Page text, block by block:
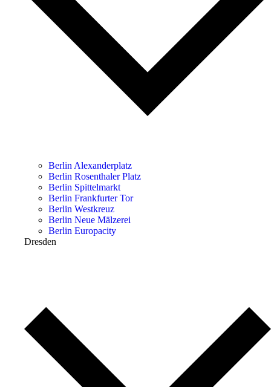
Berlin Alexanderplatz
Berlin Rosenthaler Platz
Berlin Spittelmarkt
Berlin Frankfurter Tor
Berlin Westkreuz
Berlin Neue Mälzerei
Berlin Europacity
Dresden